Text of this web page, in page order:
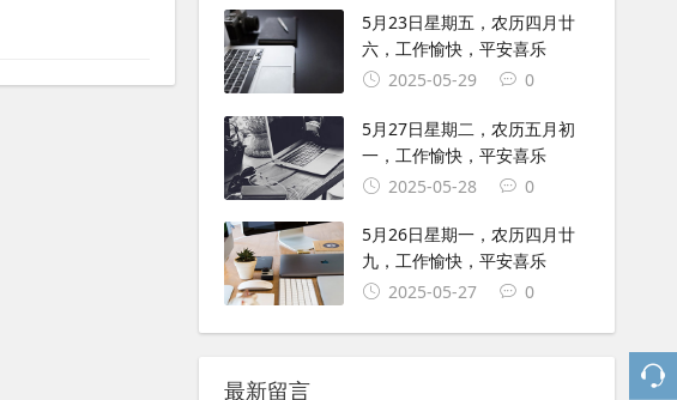
5月23日星期五，农历四月廿
六，工作愉快，平安喜乐
2025-05-29
0
5月27日星期二，农历五月初
一，工作愉快，平安喜乐
2025-05-28
0
5月26日星期一，农历四月廿
九，工作愉快，平安喜乐
2025-05-27
0
最新留言